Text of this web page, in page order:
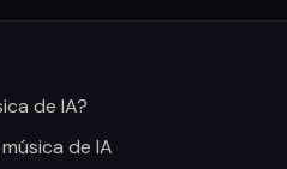
de IA?
de IA